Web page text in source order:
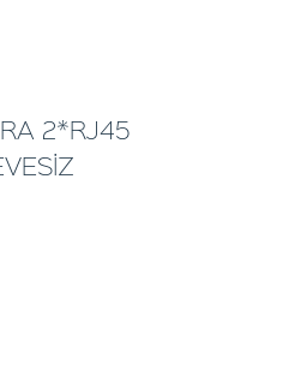
2*RJ45